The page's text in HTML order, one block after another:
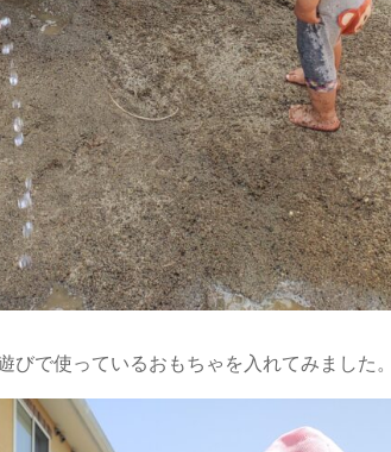
びで使っているおもちゃを入れてみました。